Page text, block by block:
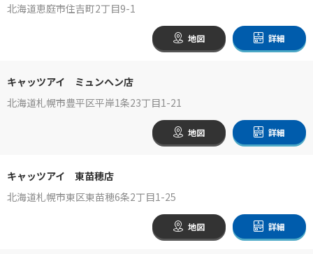
北海道恵庭市住吉町2丁目9-1
地図 詳細
キャッツアイ ミュンヘン店
北海道札幌市豊平区平岸1条23丁目1-21
地図 詳細
キャッツアイ 東苗穂店
北海道札幌市東区東苗穂6条2丁目1-25
地図 詳細